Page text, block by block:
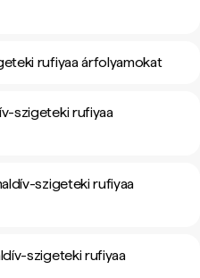
rufiyaa árfolyamokat
szigeteki rufiyaa
szigeteki rufiyaa
szigeteki rufiyaa